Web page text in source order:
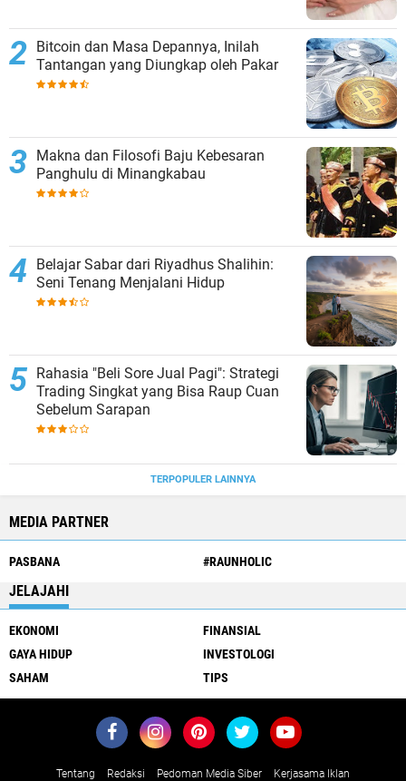
Bitcoin dan Masa Depannya, Inilah
Tantangan yang Diungkap oleh Pakar
Makna dan Filosofi Baju Kebesaran
Panghulu di Minangkabau
Belajar Sabar dari Riyadhus Shalihin:
Seni Tenang Menjalani Hidup
Rahasia "Beli Sore Jual Pagi": Strategi
Trading Singkat yang Bisa Raup Cuan
Sebelum Sarapan
TERPOPULER LAINNYA
MEDIA PARTNER
PASBANA #RAUNHOLIC
JELAJAHI
EKONOMI
FINANSIAL
GAYA HIDUP
INVESTOLOGI
SAHAM
TIPS
Tentang Redaksi Pedoman Media Siber Kerjasama Iklan